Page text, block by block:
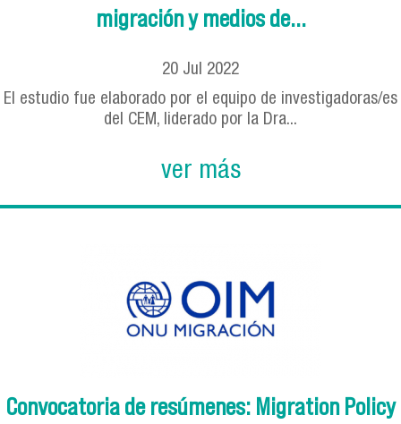
migración y medios de...
20 Jul 2022
El estudio fue elaborado por el equipo de investigadoras/es
del CEM, liderado por la Dra...
ver más
Convocatoria de resúmenes: Migration Policy